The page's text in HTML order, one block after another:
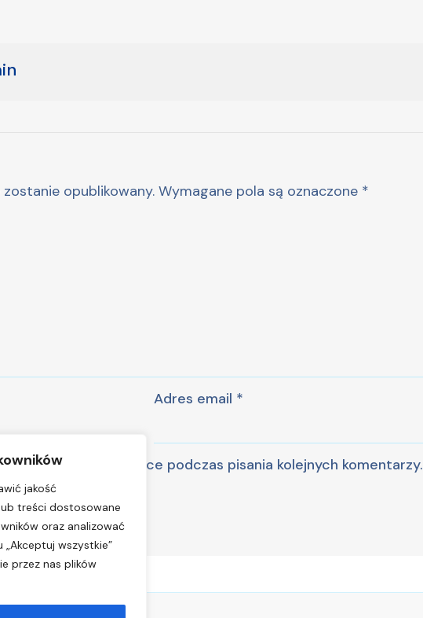
jakość
treści dostosowane
oraz analizować
„Akceptuj wszystkie”
przez nas plików
opublikowany. Wymagane pola są oznaczone *
Adres email *
w tej przeglądarce podczas pisania kolejnych komentarzy.